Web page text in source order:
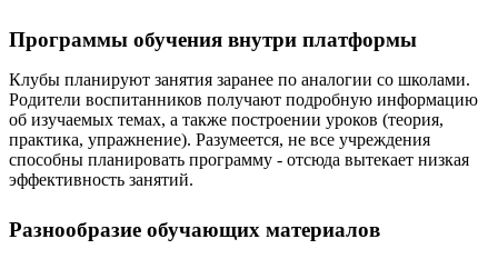
Программы обучения внутри платформы
Клубы планируют занятия заранее по аналогии со школами.
Родители воспитанников получают подробную информацию
об изучаемых темах, а также построении уроков (теория,
практика, упражнение). Разумеется, не все учреждения
способны планировать программу - отсюда вытекает низкая
эффективность занятий.
Разнообразие обучающих материалов